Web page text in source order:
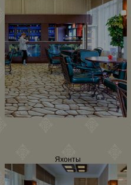
Яхонты